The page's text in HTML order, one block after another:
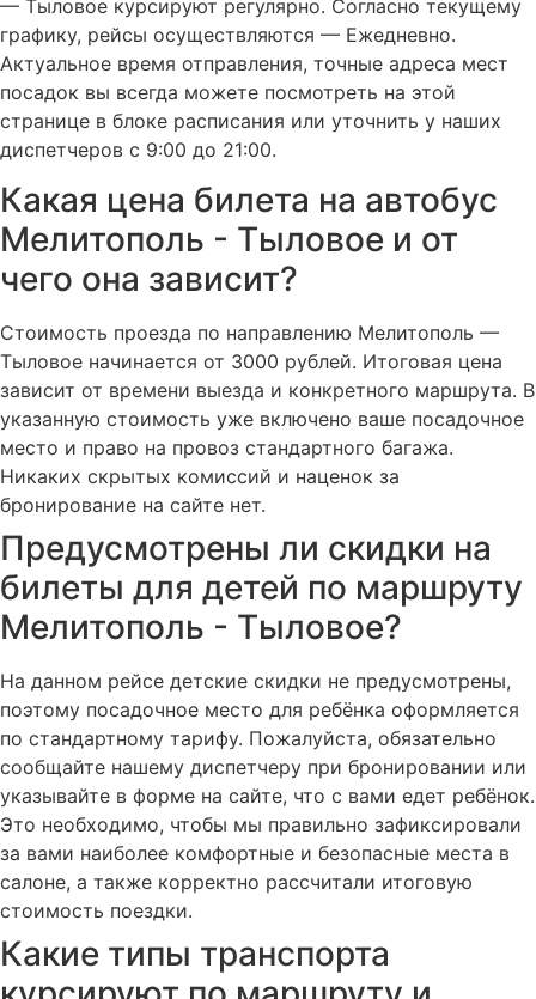
— Тыловое курсируют регулярно. Согласно текущему
графику, рейсы осуществляются — Ежедневно.
Актуальное время отправления, точные адреса мест
посадок вы всегда можете посмотреть на этой
странице в блоке расписания или уточнить у наших
диспетчеров с 9:00 до 21:00.
Какая цена билета на автобус
Мелитополь - Тыловое и от
чего она зависит?
Стоимость проезда по направлению Мелитополь —
Тыловое начинается от 3000 рублей. Итоговая цена
зависит от времени выезда и конкретного маршрута. В
указанную стоимость уже включено ваше посадочное
место и право на провоз стандартного багажа.
Никаких скрытых комиссий и наценок за
бронирование на сайте нет.
Предусмотрены ли скидки на
билеты для детей по маршруту
Мелитополь - Тыловое?
На данном рейсе детские скидки не предусмотрены,
поэтому посадочное место для ребёнка оформляется
по стандартному тарифу. Пожалуйста, обязательно
сообщайте нашему диспетчеру при бронировании или
указывайте в форме на сайте, что с вами едет ребёнок.
Это необходимо, чтобы мы правильно зафиксировали
за вами наиболее комфортные и безопасные места в
салоне, а также корректно рассчитали итоговую
стоимость поездки.
Какие типы транспорта